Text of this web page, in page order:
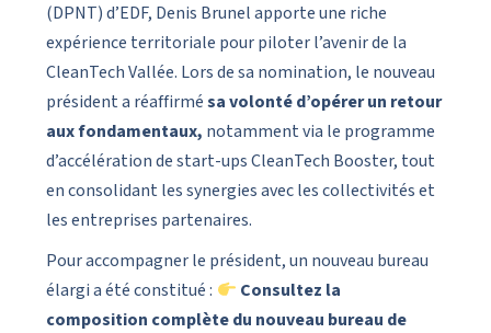
(DPNT) d’EDF, Denis Brunel apporte une riche
expérience territoriale pour piloter l’avenir de la
CleanTech Vallée. Lors de sa nomination, le nouveau
président a réaffirmésa volonté d’opérer un retour
aux fondamentaux, notamment via le programme
d’accélération de start-ups CleanTech Booster, tout
en consolidant les synergies avec les collectivités et
les entreprises partenaires.
Pour accompagner le président, un nouveau bureau
élargi a été constitué :
Consultez la
composition complète du nouveau bureau de